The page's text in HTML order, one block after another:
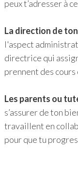
peux t’adresser à
La direction de
l'aspect
directrice qui
prennent des
Les parents ou
s’assurer de ton
travaillent en
pour que tu